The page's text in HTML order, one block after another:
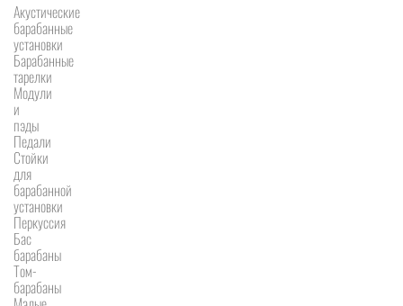
Акустические
барабанные
установки
Барабанные
тарелки
Модули
и
пэды
Педали
Стойки
для
барабанной
установки
Перкуссия
Бас
барабаны
Том-
барабаны